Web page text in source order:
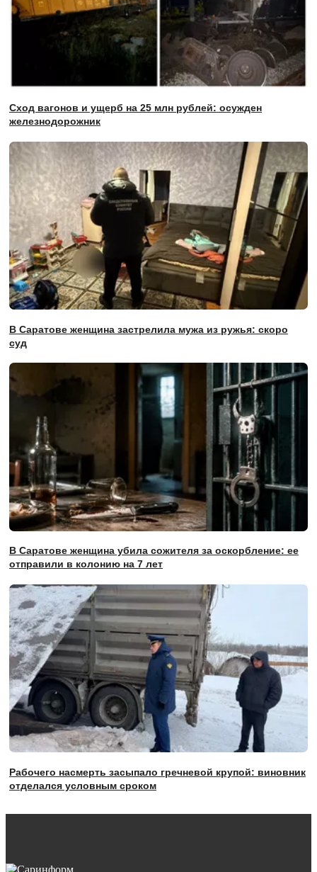
Сход вагонов и ущерб на 25 млн рублей: осужден
железнодорожник
В Саратове женщина застрелила мужа из ружья: скоро
суд
В Саратове женщина убила сожителя за оскорбление: ее
отправили в колонию на 7 лет
Рабочего насмерть засыпало гречневой крупой: виновник
отделался условным сроком